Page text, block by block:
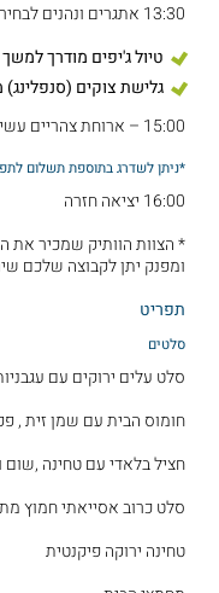
13:30 אתגרים ונהנים לבחירתכם שתי אופציות:
טיול ג'יפים מודרך
גלישת צוקים (סנפלינג) מגובה 17 מטרים
15:00 – ארוחת צהריים עשירה במסעדה כשרה במצפה רמון
*ניתן לשדרג בתוספת תשלום
16:00 יציאה חזרה
* הצוות הוותיק שמכיר את
ומפנק יתן לקבוצה שלכם
תפריט
סלטים
סלט עלים ירוקים עם
חומוס הבית עם שמן זית ,
חציל בלאדי עם טחינה ,שום
סלט כרוב אסייאתי חמוץ
טחינה ירוקה פיקנטית